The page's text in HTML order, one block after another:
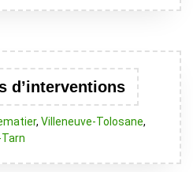
d’interventions
, Villeneuve-Tolosane,